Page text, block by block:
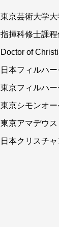
東京芸術大学
指揮科修士課程
Doctor of
日本フィルハ
東京フィルハ
東京シモンオ
東京アマデウ
日本クリスチ